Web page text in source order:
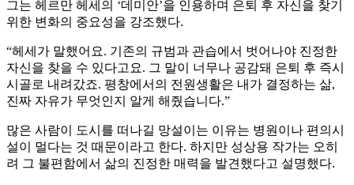
그는 헤르만 헤세의 ‘데미안’을 인용하며 은퇴 후 자신을 찾기
위한 변화의 중요성을 강조했다.
“헤세가 말했어요. 기존의 규범과 관습에서 벗어나야 진정한
자신을 찾을 수 있다고요. 그 말이 너무나 공감돼 은퇴 후 즉시
시골로 내려갔죠. 평창에서의 전원생활은 내가 결정하는 삶,
진짜 자유가 무엇인지 알게 해줬습니다.”
많은 사람이 도시를 떠나길 망설이는 이유는 병원이나 편의시
설이 멀다는 것 때문이라고 한다. 하지만 성상용 작가는 오히
려 그 불편함에서 삶의 진정한 매력을 발견했다고 설명했다.